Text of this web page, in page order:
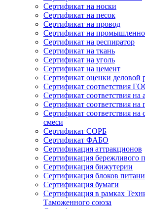
Сертификат на носки
Сертификат на песок
Сертификат на провод
Сертификат на
Сертификат на респиратор
Сертификат на ткань
Сертификат на уголь
Сертификат на цемент
Сертификат оценки деловой
Сертификат соответствия
Сертификат соответствия на
Сертификат соответствия на
Сертификат соответствия на
смеси
Сертификат СОРБ
Сертификат ФАБО
Сертификация аттракционов
Сертификация бережливого
Сертификация бижутерии
Сертификация блоков
Сертификация бумаги
Сертификация в рамках
Таможенного союза